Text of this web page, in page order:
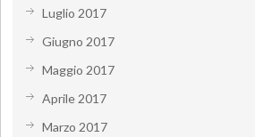
Luglio 2017
Giugno 2017
Maggio 2017
Aprile 2017
Marzo 2017